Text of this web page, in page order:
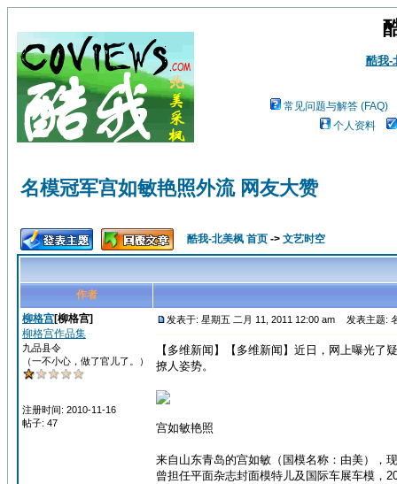
酷我-
常见问题与解答 (FAQ)
个人资料
名模冠军宫如敏艳照外流 网友大赞
酷我-北美枫 首页 -> 文艺时空
作者
柳格宫[柳格宫]
柳格宫作品集
九品县令
（一不小心，做了官儿了。）
注册时间: 2010-11-16
帖子: 47
发表于: 星期五 二月 11, 2011 12:00 am 发表主题:
【多维新闻】【多维新闻】近日，网上曝光
撩人姿势。
宫如敏艳照
来自山东青岛的宫如敏（国模名称：由美），
曾担任平面杂志封面模特儿及国际车展车模，